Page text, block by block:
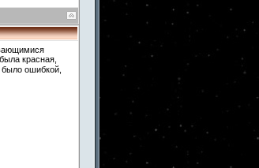
красная,
было ошибкой,